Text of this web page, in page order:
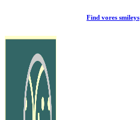
Find vores smileys